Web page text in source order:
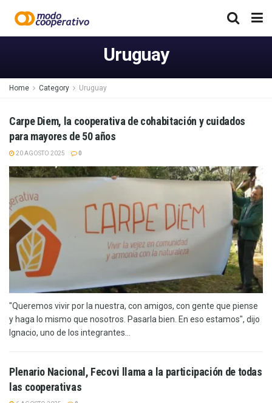
Uruguay
Home Category Uruguay
Carpe Diem, la cooperativa de cohabitación y cuidados
para mayores de 50 años
20 AGOSTO 2025 0
"Queremos vivir por la nuestra, con amigos, con gente que piense
y haga lo mismo que nosotros. Pasarla bien. En eso estamos", dijo
Ignacio, uno de los integrantes...
Plenario Nacional, Fecovi llama a la participación de todas
las cooperativas